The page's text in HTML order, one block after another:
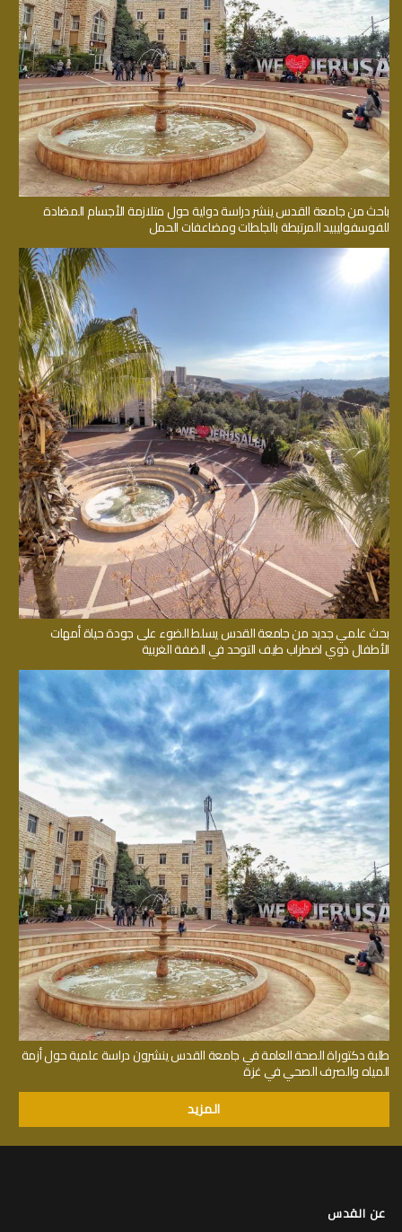
باحث من جامعة القدس ينشر دراسة دولية حول متلازمة الأجسام المضادة
للفوسفوليبيد المرتبطة بالجلطات ومضاعفات الحمل
بحث علمي جديد من جامعة القدس يسلط الضوء على جودة حياة أمهات
الأطفال ذوي اضطراب طيف التوحد في الضفة الغربية
طلبة دكتوراة الصحة العامة في جامعة القدس ينشرون دراسة علمية حول أزمة
المياه والصرف الصحي في غزة
المزيد
عن القدس